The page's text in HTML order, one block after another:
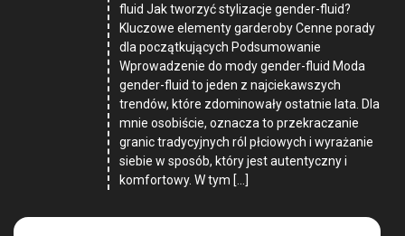
fluid Jak tworzyć stylizacje gender-fluid?
Kluczowe elementy garderoby Cenne porady
dla początkujących Podsumowanie
Wprowadzenie do mody gender-fluid Moda
gender-fluid to jeden z najciekawszych
trendów, które zdominowały ostatnie lata. Dla
mnie osobiście, oznacza to przekraczanie
granic tradycyjnych ról płciowych i wyrażanie
siebie w sposób, który jest autentyczny i
komfortowy. W tym […]